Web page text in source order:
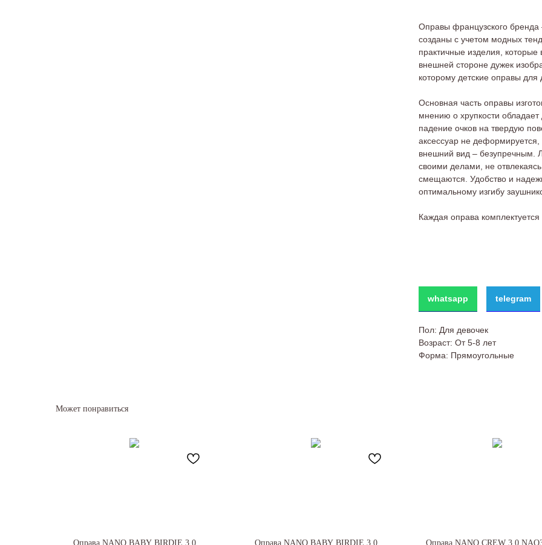
Оправы французского бренда
созданы с учетом модных
практичные изделия,
внешней стороне дужек
которому детские оправы
Основная часть оправы
мнению о хрупкости
падение очков на твердую
аксессуар не
внешний вид – безупречным.
своими делами, не
смещаются. Удобство и
оптимальному изгибу
Каждая оправа
whatsapp telegram
Пол: Для девочек
Возраст: От 5-8 лет
Форма: Прямоугольные
Может понравиться
Оправа NANO BABY BIRDIE 3.0 Оправа NANO BABY BIRDIE 3.0 Оправа NANO CREW 3.0